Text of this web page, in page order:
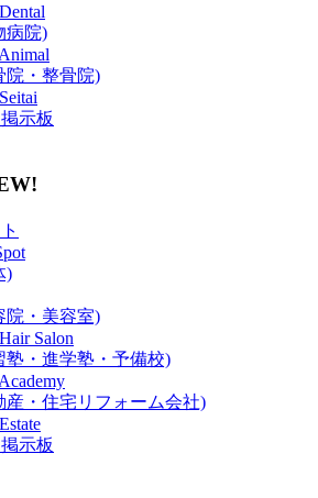
病院)
院・整骨院)
示板
)
院・美容室)
Salon
塾・進学塾・予備校)
産・住宅リフォーム会社)
示板